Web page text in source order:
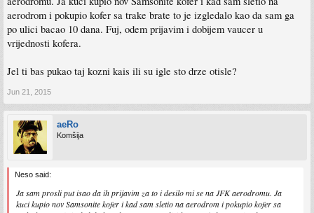
aerodrom i pokupio kofer sa trake brate to je izgledalo kao da sam ga
po ulici bacao 10 dana. Fuj, odem prijavim i dobijem vaucer u
vrijednosti kofera.
Jel ti bas pukao taj kozni kais ili su igle sto drze otisle?
Jun 21, 2015
aeRo
Komšija
Neso said:
Ja sam prosli put isao da ih prijavim za to i desilo mi se na JFK aerodromu. Ja
kuci kupio nov Samsonite kofer i kad sam sletio na aerodrom i pokupio kofer sa